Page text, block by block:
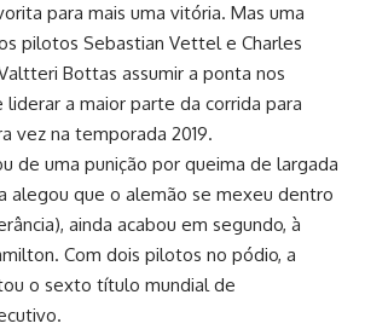
para mais uma vitória. Mas uma
pilotos Sebastian Vettel e Charles
Bottas assumir a ponta nos
a maior parte da corrida para
vez na temporada 2019.
de uma punição por queima de largada
alegou que o alemão se mexeu dentro
ainda acabou em segundo, à
Com dois pilotos no pódio, a
o sexto título mundial de